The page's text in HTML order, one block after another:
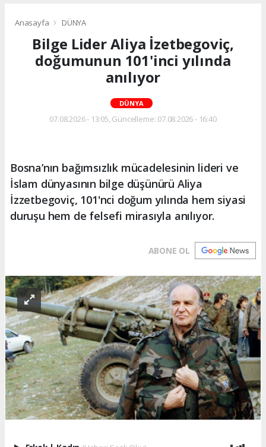
Anasayfa DÜNYA
Bilge Lider Aliya İzetbegoviç,
doğumunun 101'inci yılında
anılıyor
DÜNYA
07.08.2026 - 13:05, Güncelleme: 07.08.2026 - 16:40
Bosna’nın bağımsızlık mücadelesinin lideri ve
İslam dünyasının bilge düşünürü Aliya
İzzetbegoviç, 101'nci doğum yılında hem siyasi
duruşu hem de felsefi mirasıyla anılıyor.
ABONE OL